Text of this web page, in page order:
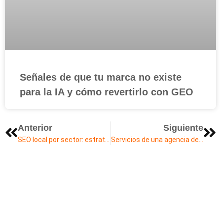
Señales de que tu marca no existe
para la IA y cómo revertirlo con GEO
Anterior
SEO local por sector: estrategias efectivas para negocios
Siguiente
Servicios de una agencia de marketing digital en Latam | AMD